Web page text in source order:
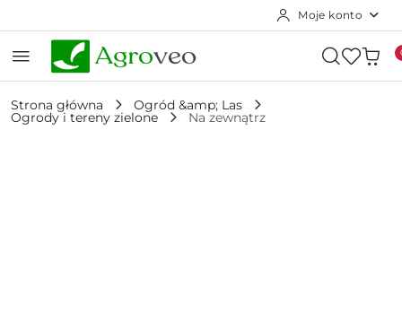
Moje konto
Strona główna Ogród &amp; Las
Ogrody i tereny zielone Na zewnątrz